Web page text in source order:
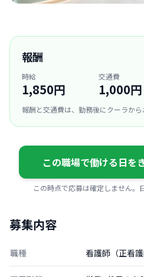
報酬
時給
1,850円
交通費
1,000円
報酬と交通費は、勤務後にクーラから
この職場で働ける日を
この時点で応募は確定しません。
募集内容
職種 看護師（正看護